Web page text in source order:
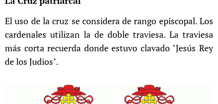
El uso de la cruz se considera de rango episcopal. Los
cardenales utilizan la de doble traviesa. La traviesa
más corta recuerda donde estuvo clavado "Jesús Rey
de los Judios".